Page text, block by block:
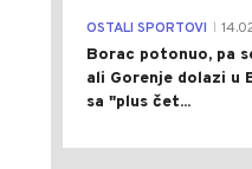
OSTALI SPORTOVI
Borac potonuo, pa
ali Gorenje dolazi u
sa "plus čet...